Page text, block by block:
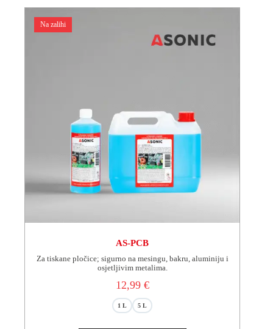
Na zalihi
AS-PCB
Za tiskane pločice; sigurno na mesingu, bakru, aluminiju i
osjetljivim metalima.
12,99 €
1 L 5 L